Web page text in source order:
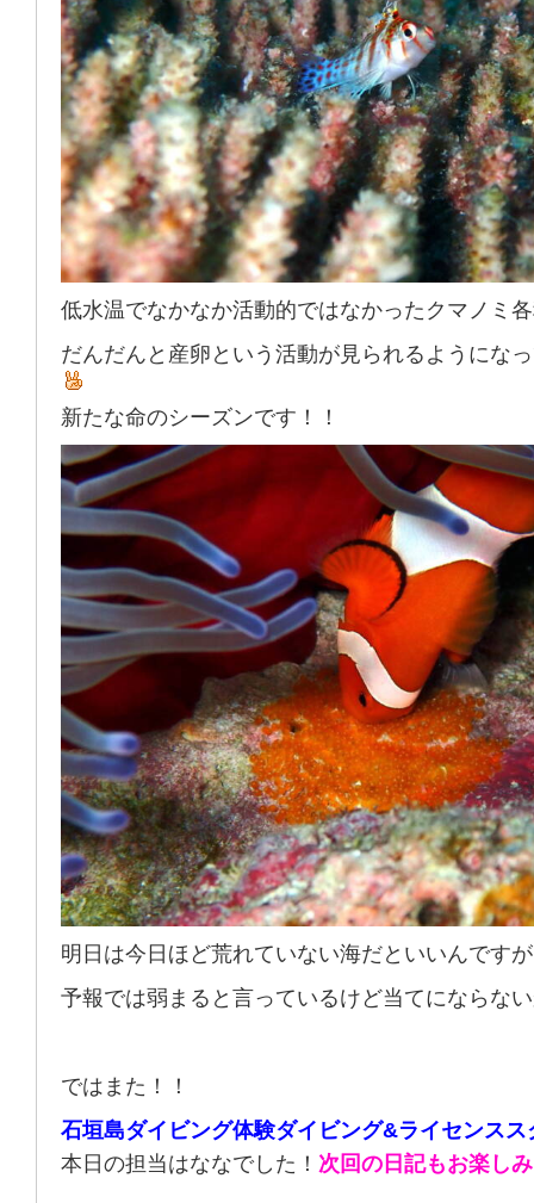
低水温でなかなか活動的ではなかったクマノミ
だんだんと産卵という活動が見られるようにな
新たな命のシーズンです！！
明日は今日ほど荒れていない海だといいんです
予報では弱まると言っているけど当てにならな
ではまた！！
石垣島ダイビング体験ダイビング&ライセンスス
本日の担当はななでした！ 次回の日記もお楽し